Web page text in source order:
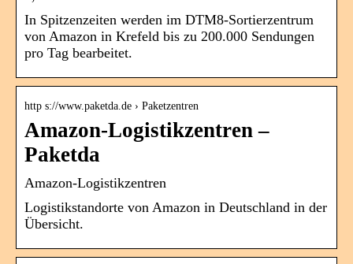
In Spitzenzeiten werden im DTM8-Sortierzentrum
von Amazon in Krefeld bis zu 200.000 Sendungen
pro Tag bearbeitet.
http s://www.paketda.de › Paketzentren
Amazon-Logistikzentren –
Paketda
Amazon-Logistikzentren
Logistikstandorte von Amazon in Deutschland in der
Übersicht.